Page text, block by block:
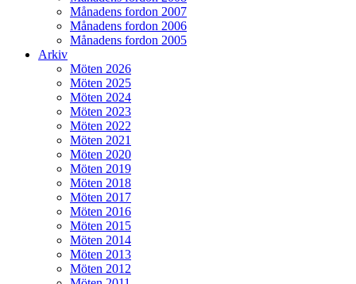
Månadens fordon 2007
Månadens fordon 2006
Månadens fordon 2005
Arkiv
Möten 2026
Möten 2025
Möten 2024
Möten 2023
Möten 2022
Möten 2021
Möten 2020
Möten 2019
Möten 2018
Möten 2017
Möten 2016
Möten 2015
Möten 2014
Möten 2013
Möten 2012